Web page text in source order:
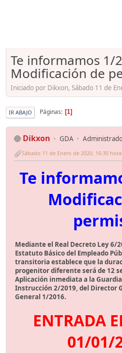
Te informamos 1/
Modificación de
Iniciado por Dikxon, Sábado 11 de
IR ABAJO Páginas 1
Dikxon GDA
Sábado 11 de Enero de 2020. 16:30
Te
Mediante el Real Decreto Ley 6/
Estatuto Básico del Empleado
transitoria establece que la
progenitor diferente será de 12
Aplicación inmediata a la
Instrucción 2/2019, del Director
General 1/2016.
ENTRADA
01/01/